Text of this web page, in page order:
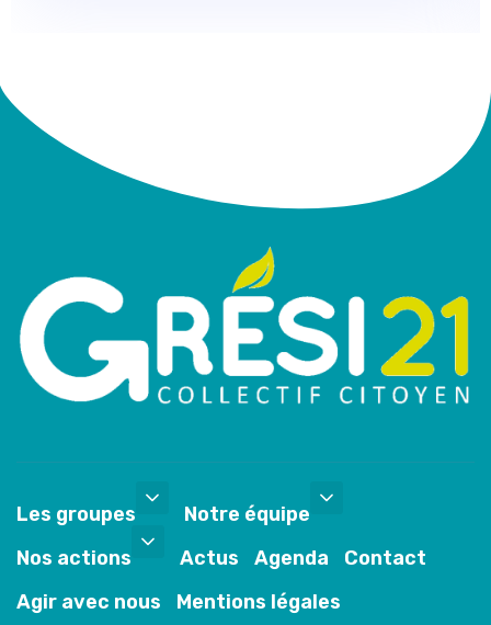
Les groupes
Notre équipe
Nos actions
Actus Agenda
Contact
Agir avec nous
Mentions légales